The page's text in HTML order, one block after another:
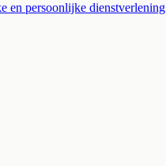
en persoonlijke dienstverlening